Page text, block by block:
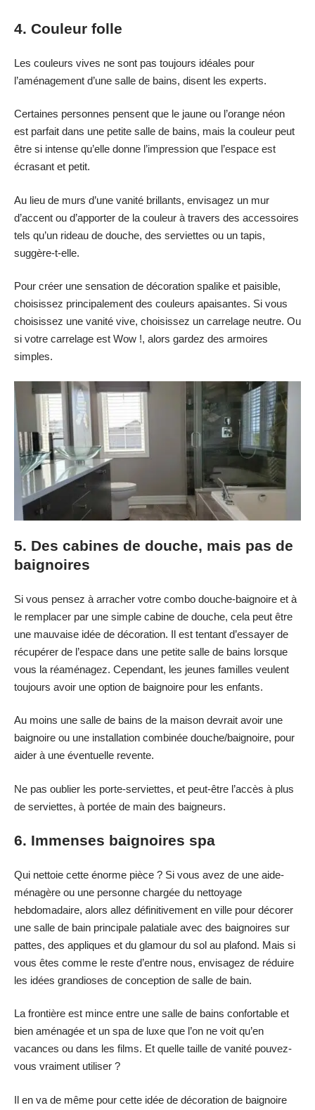
4. Couleur folle
Les couleurs vives ne sont pas toujours idéales pour
l’aménagement d’une salle de bains, disent les experts.
Certaines personnes pensent que le jaune ou l’orange néon
est parfait dans une petite salle de bains, mais la couleur peut
être si intense qu’elle donne l’impression que l’espace est
écrasant et petit.
Au lieu de murs d’une vanité brillants, envisagez un mur
d’accent ou d’apporter de la couleur à travers des accessoires
tels qu’un rideau de douche, des serviettes ou un tapis,
suggère-t-elle.
Pour créer une sensation de décoration spalike et paisible,
choisissez principalement des couleurs apaisantes. Si vous
choisissez une vanité vive, choisissez un carrelage neutre. Ou
si votre carrelage est Wow !, alors gardez des armoires
simples.
5. Des cabines de douche, mais pas de
baignoires
Si vous pensez à arracher votre combo douche-baignoire et à
le remplacer par une simple cabine de douche, cela peut être
une mauvaise idée de décoration. Il est tentant d’essayer de
récupérer de l’espace dans une petite salle de bains lorsque
vous la réaménagez. Cependant, les jeunes familles veulent
toujours avoir une option de baignoire pour les enfants.
Au moins une salle de bains de la maison devrait avoir une
baignoire ou une installation combinée douche/baignoire, pour
aider à une éventuelle revente.
Ne pas oublier les porte-serviettes, et peut-être l’accès à plus
de serviettes, à portée de main des baigneurs.
6. Immenses baignoires spa
Qui nettoie cette énorme pièce ? Si vous avez de une aide-
ménagère ou une personne chargée du nettoyage
hebdomadaire, alors allez définitivement en ville pour décorer
une salle de bain principale palatiale avec des baignoires sur
pattes, des appliques et du glamour du sol au plafond. Mais si
vous êtes comme le reste d’entre nous, envisagez de réduire
les idées grandioses de conception de salle de bain.
La frontière est mince entre une salle de bains confortable et
bien aménagée et un spa de luxe que l’on ne voit qu’en
vacances ou dans les films. Et quelle taille de vanité pouvez-
vous vraiment utiliser ?
Il en va de même pour cette idée de décoration de baignoire